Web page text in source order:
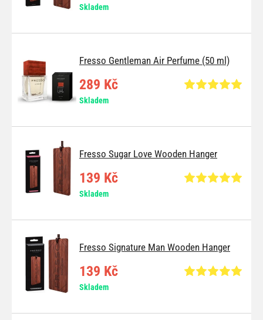
Skladem
Fresso Gentleman Air Perfume (50 ml)
289 Kč
Skladem
Fresso Sugar Love Wooden Hanger
139 Kč
Skladem
Fresso Signature Man Wooden Hanger
139 Kč
Skladem